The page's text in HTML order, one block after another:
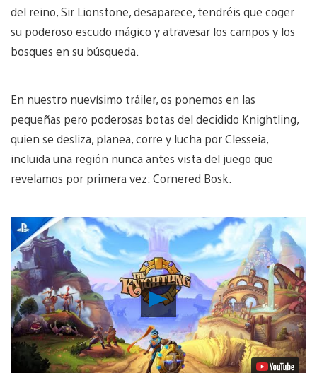
del reino, Sir Lionstone, desaparece, tendréis que coger
su poderoso escudo mágico y atravesar los campos y los
bosques en su búsqueda.
En nuestro nuevísimo tráiler, os ponemos en las
pequeñas pero poderosas botas del decidido Knightling,
quien se desliza, planea, corre y lucha por Clesseia,
incluida una región nunca antes vista del juego que
revelamos por primera vez: Cornered Bosk.
Reproducir
vídeo